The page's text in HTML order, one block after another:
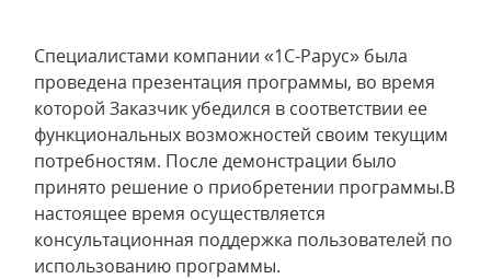
Специалистами компании «1С-Рарус» была
проведена презентация программы, во время
которой Заказчик убедился в соответствии ее
функциональных возможностей своим текущим
потребностям. После демонстрации было
принято решение о приобретении программы.В
настоящее время осуществляется
консультационная поддержка пользователей по
использованию программы.